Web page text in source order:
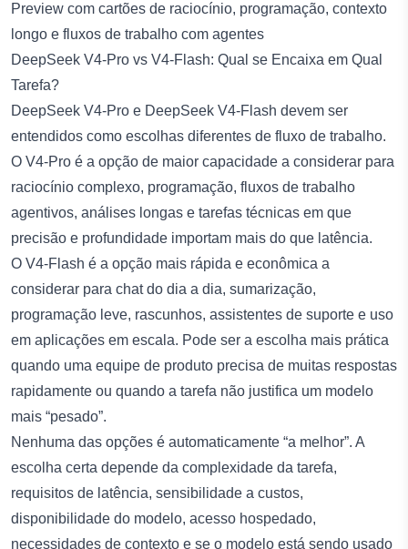
DeepSeek V4-Pro vs V4-Flash: Qual se Encaixa em Qual
Tarefa?
DeepSeek V4-Pro e DeepSeek V4-Flash devem ser
entendidos como escolhas diferentes de fluxo de trabalho.
O V4-Pro é a opção de maior capacidade a considerar para
raciocínio complexo, programação, fluxos de trabalho
agentivos, análises longas e tarefas técnicas em que
precisão e profundidade importam mais do que latência.
O V4-Flash é a opção mais rápida e econômica a
considerar para chat do dia a dia, sumarização,
programação leve, rascunhos, assistentes de suporte e uso
em aplicações em escala. Pode ser a escolha mais prática
quando uma equipe de produto precisa de muitas respostas
rapidamente ou quando a tarefa não justifica um modelo
mais “pesado”.
Nenhuma das opções é automaticamente “a melhor”. A
escolha certa depende da complexidade da tarefa,
requisitos de latência, sensibilidade a custos,
disponibilidade do modelo, acesso hospedado,
necessidades de contexto e se o modelo está sendo usado